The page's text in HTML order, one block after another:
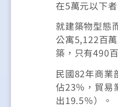
在5萬元以下
就建築物型態
公寓5,122百
築，只有490
民國82年商業
佔23％，貿易
出19.5％）。